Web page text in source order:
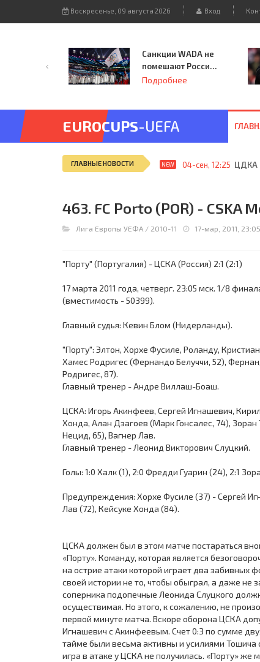
Воскресенье, 09 августа 2026 Вход
Санкции WADA не
помешают России
принять
Подробнее
EUROCUPS-UEFA
ГЛАВНЫЕ НОВОСТИ NEW 04-сен, 12:25 ЦДКА
463. FC Porto (POR) - CSKA
Лига Европы УЕФА / 2010-11 17-мар, 2011, 23:05
"Порту" (Португалия) - ЦСКА (Россия) 2:1 (2:1)
17 марта 2011 года, четверг. 23:05 мск. 1/8
(вместимость - 50399).
Главный судья: Кевин Блом (Нидерланды).
"Порту": Элтон, Хорхе Фусиле, Роланду,
Хамес Родригес (Фернандо Белуччи, 52),
Родригес, 87).
Главный тренер - Андре Виллаш-Боаш.
ЦСКА: Игорь Акинфеев, Сергей Игнашевич,
Хонда, Алан Дзагоев (Марк Гонсалес, 74),
Нецид, 65), Вагнер Лав.
Главный тренер - Леонид Викторович Слуцкий.
Голы: 1:0 Халк (1), 2:0 Фредди Гуарин (24), 2:1
Предупреждения: Хорхе Фусиле (37) - Сергей
Лав (72), Кейсуке Хонда (84).
ЦСКА должен был в этом матче постараться
«Порту». Команду, которая является
на острие атаки которой играет два забивных
своей истории не то, чтобы обыграл, а даже не
соперника подопечные Леонида Слуцкого
осуществимая. Но этого, к сожалению, не
первой минуте матча. Вскоре оборона ЦСКА
Игнашевич с Акинфеевым. Счет 0:3 по сумме
тайме были весьма активны и усилиями
игра в атаке у ЦСКА не получилась. «Порту» же